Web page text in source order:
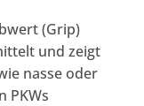
(Grip)
und zeigt
nasse oder
PKWs